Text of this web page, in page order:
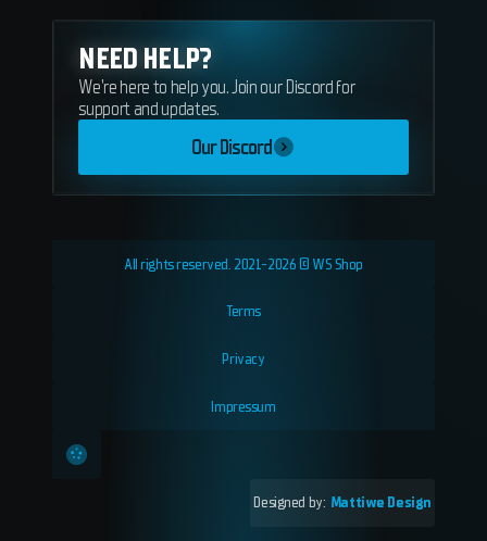
NEED HELP?
We're here to help you. Join our Discord for
support and updates.
Our Discord
All rights reserved. 2021-2026 © WS Shop
Terms
Privacy
Impressum
Designed by: Mattiwe Design